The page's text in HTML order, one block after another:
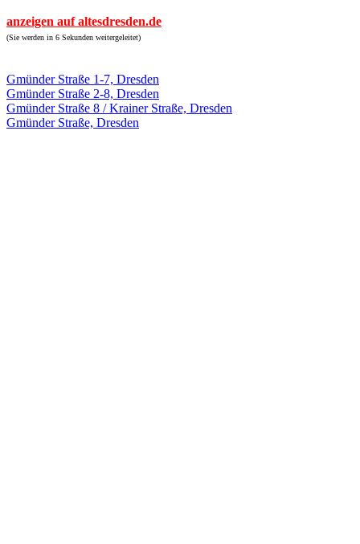
anzeigen auf altesdresden.de
(Sie werden in 6 Sekunden weitergeleitet)
Gmünder Straße 1-7, Dresden
Gmünder Straße 2-8, Dresden
Gmünder Straße 8 / Krainer Straße, Dresden
Gmünder Straße, Dresden